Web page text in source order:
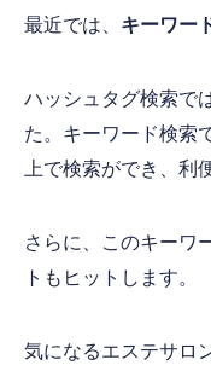
最近では、 キーワー
ハッシュタグ検索で
た。キーワード検
上で検索ができ、利
さらに、このキーワ
トもヒットします。
気になるエステサロ